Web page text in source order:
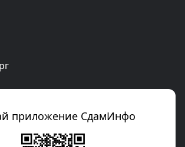
приложение СдамИнфо